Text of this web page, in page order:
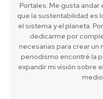
Portales. Me gusta andar
que la sustentabilidad es
el sistema y el planeta.
dedicarme por
necesarias para crear un
periodismo encontré la
expandir mi visión sobre